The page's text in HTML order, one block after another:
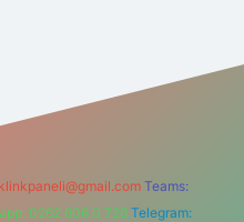
Teams:
0262 606 0 726 Telegram: